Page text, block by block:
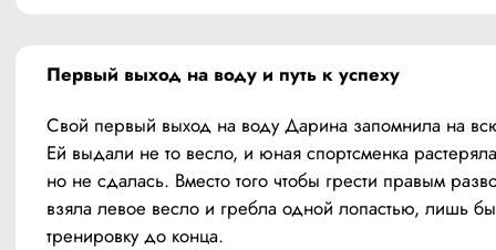
Первый выход на воду и путь к успеху
Свой первый выход на воду Дарина запомнила на
Ей выдали не то весло, и юная спортсменка
но не сдалась. Вместо того чтобы грести правым
взяла левое весло и гребла одной лопастью, лишь бы
тренировку до конца.